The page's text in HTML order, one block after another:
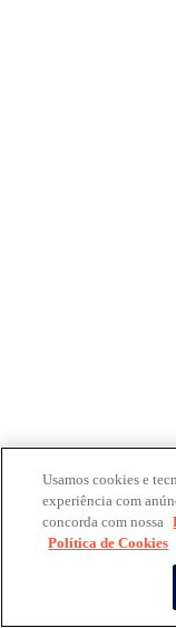
Usamos cookies e
experiência com
concorda com nossa
Política de Cookies